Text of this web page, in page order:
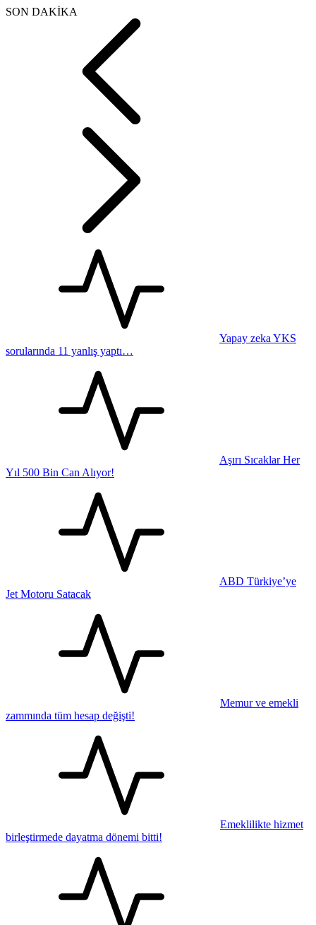
SON DAKİKA
Yapay zeka YKS
sorularında 11 yanlış yaptı…
Aşırı Sıcaklar Her
Yıl 500 Bin Can Alıyor!
ABD Türkiye’ye
Jet Motoru Satacak
Memur ve emekli
zammında tüm hesap değişti!
Emeklilikte hizmet
birleştirmede dayatma dönemi bitti!